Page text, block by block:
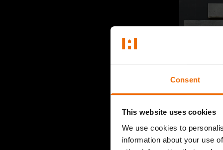
Consent
This website uses cookies
We use cookies to
information about your use